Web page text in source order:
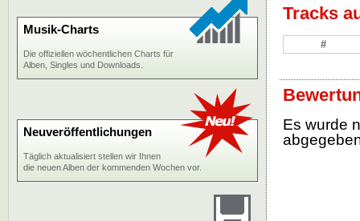
Tracks
#
Es wurde
Musik-Charts
Die offiziellen wöchentlichen Charts für
Alben, Singles und Downloads.
Neuveröffentlichungen
Täglich aktualisiert stellen wir Ihnen
die neuen Alben der kommenden Wochen vor.